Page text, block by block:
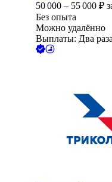
50 000 – 55 000 ₽
Без опыта
Можно удалённо
Выплаты: Два